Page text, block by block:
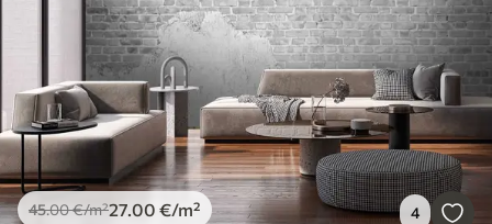
45.00€/m²27.00 €/m² 4